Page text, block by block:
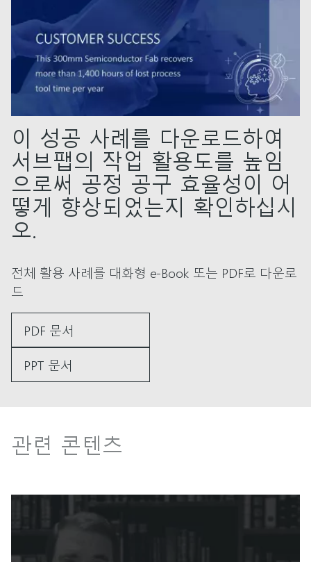
이 성공 사례를 다운로드하여
서브팹의 작업 활용도를 높임
으로써 공정 공구 효율성이 어
떻게 향상되었는지 확인하십시
오.
전체 활용 사례를 대화형 e-Book 또는 PDF로 다운로
드
PDF 문서
PPT 문서
관련 콘텐츠